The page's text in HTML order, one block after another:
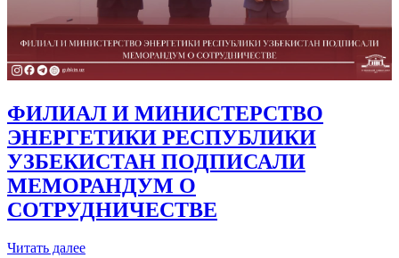
ФИЛИАЛ И МИНИСТЕРСТВО
ЭНЕРГЕТИКИ РЕСПУБЛИКИ
УЗБЕКИСТАН ПОДПИСАЛИ
МЕМОРАНДУМ О
СОТРУДНИЧЕСТВЕ
Читать далее